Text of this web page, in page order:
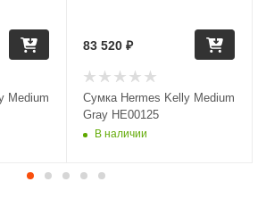
Medium
Сумка Hermes Kelly Medium
Gray HE00125
В наличии
83 520 ₽